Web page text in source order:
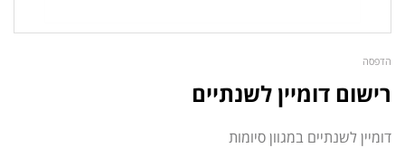
הדפסה
רישום דומיין לשנתיים
דומיין לשנתיים במגוון סיומות